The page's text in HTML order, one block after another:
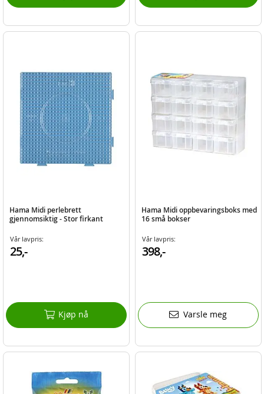
Hama Midi perlebrett
gjennomsiktig - Stor firkant
Vår lavpris:
25,-
Kjøp nå
Hama Midi oppbevaringsboks med
16 små bokser
Vår lavpris:
398,-
Varsle meg